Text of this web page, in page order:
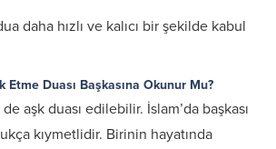
daha hızlı ve kalıcı bir şekilde kabul
Etme Duası Başkasına Okunur Mu?
aşk duası edilebilir. İslam’da başkası
kıymetlidir. Birinin hayatında